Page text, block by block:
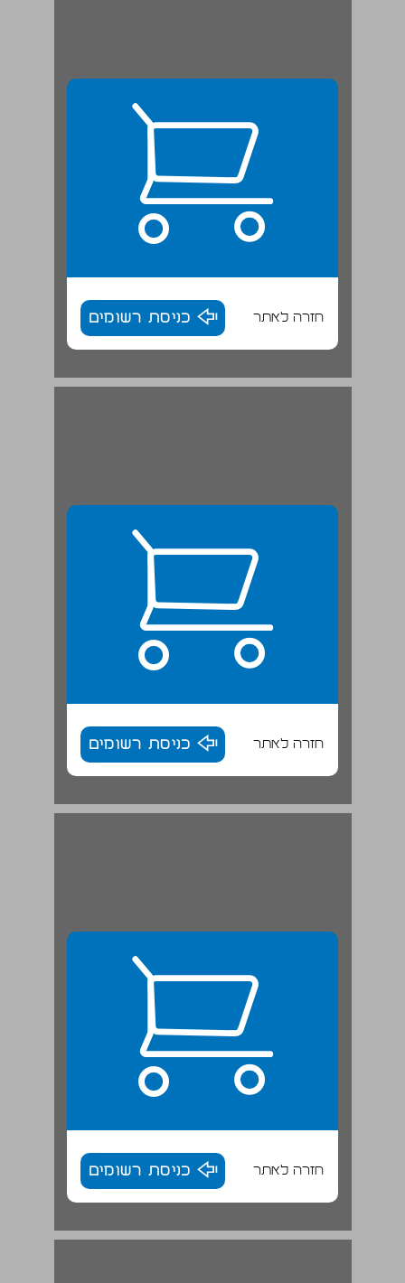
חזרה לאתר כניסת רשומים
מלחמה קרה מבחוץ ומבית ... 18
חזרה לאתר כניסת רשומים
ועידת חיפה (השניה) של מפ"ם במאי 1951 ... 19
חזרה לאתר כניסת רשומים